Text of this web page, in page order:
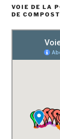
VOIE DE LA
DE